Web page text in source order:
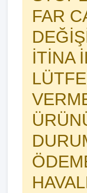
FAR
İTİNA